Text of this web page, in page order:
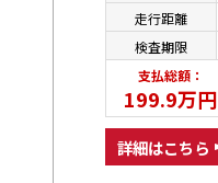
走行距離
検査期限
支払総額：
199.9万円
詳細はこちら